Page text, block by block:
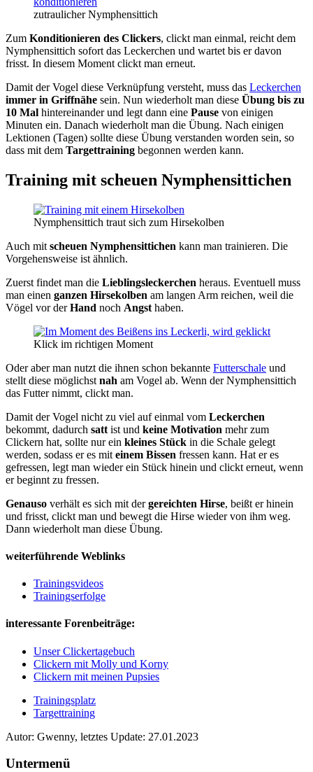
zutraulicher Nymphensittich
Zum Konditionieren des Clickers, clickt man einmal, reicht dem
Nymphensittich sofort das Leckerchen und wartet bis er davon
frisst. In diesem Moment clickt man erneut.
Damit der Vogel diese Verknüpfung versteht, muss das Leckerchen
immer in Griffnähe sein. Nun wiederholt man diese Übung bis zu
10 Mal hintereinander und legt dann eine Pause von einigen
Minuten ein. Danach wiederholt man die Übung. Nach einigen
Lektionen (Tagen) sollte diese Übung verstanden worden sein, so
dass mit dem Targettraining begonnen werden kann.
Training mit scheuen Nymphensittichen
Nymphensittich traut sich zum Hirsekolben
Auch mit scheuen Nymphensittichen kann man trainieren. Die
Vorgehensweise ist ähnlich.
Zuerst findet man die Lieblingsleckerchen heraus. Eventuell muss
man einen ganzen Hirsekolben am langen Arm reichen, weil die
Vögel vor derHand noch Angst haben.
Klick im richtigen Moment
Oder aber man nutzt die ihnen schon bekannte Futterschale und
stellt diese möglichst nah am Vogel ab. Wenn der Nymphensittich
das Futter nimmt, clickt man.
Damit der Vogel nicht zu viel auf einmal vom Leckerchen
bekommt, dadurch satt ist und keine Motivation mehr zum
Clickern hat, sollte nur ein kleines Stück in die Schale gelegt
werden, sodass er es mit einem Bissen fressen kann. Hat er es
gefressen, legt man wieder ein Stück hinein und clickt erneut, wenn
er beginnt zu fressen.
Genauso verhält es sich mit dergereichten Hirse, beißt er hinein
und frisst, clickt man und bewegt die Hirse wieder von ihm weg.
Dann wiederholt man diese Übung.
weiterführende Weblinks
Trainingsvideos
Trainingserfolge
interessante Forenbeiträge:
Unser Clickertagebuch
Clickern mit Molly und Korny
Clickern mit meinen Pupsies
Trainingsplatz
Targettraining
Autor: Gwenny, letztes Update: 27.01.2023
Untermenü